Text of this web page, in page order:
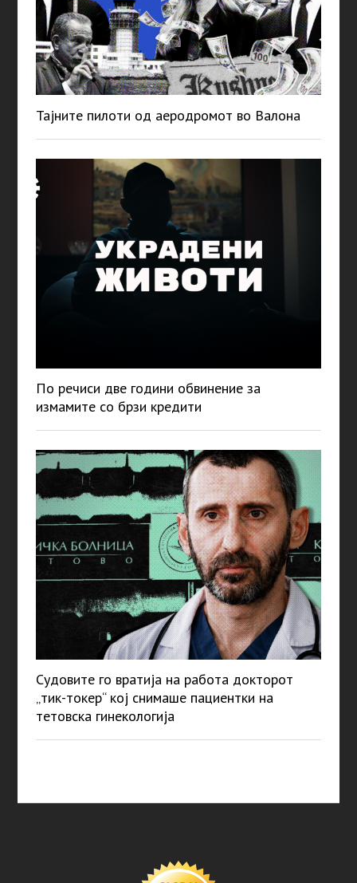
Тајните пилоти од аеродромот во Валона
По речиси две години обвинение за
измамите со брзи кредити
Судовите го вратија на работа докторот
„тик-токер“ кој снимаше пациентки на
тетовска гинекологија